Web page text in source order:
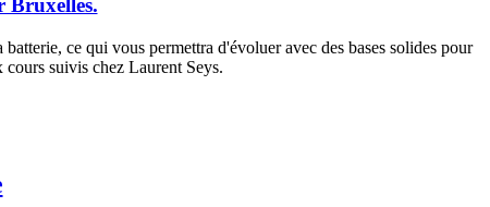
Bruxelles.
ce qui vous permettra d'évoluer avec des bases solides pour
suivis chez Laurent Seys.